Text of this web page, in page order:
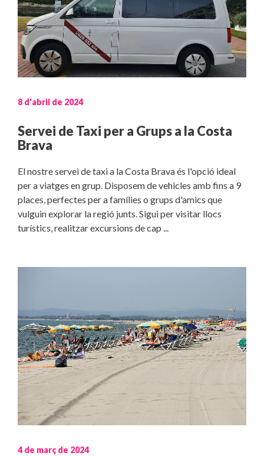
8 d'abril de 2024
Servei de Taxi per a Grups a la Costa
Brava
El nostre servei de taxi a la Costa Brava és l'opció ideal
per a viatges en grup. Disposem de vehicles amb fins a 9
places, perfectes per a famílies o grups d'amics que
vulguin explorar la regió junts. Sigui per visitar llocs
turístics, realitzar excursions de cap ...
4 de març de 2024